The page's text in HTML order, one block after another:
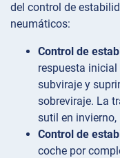
del control de
neumáticos:
Control de
respuesta inicial
subviraje y
sobreviraje. La
sutil en
Control de
coche por